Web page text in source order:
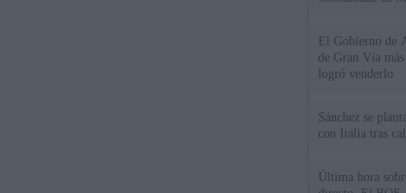
El Gobierno de
de Gran Vía
logró venderlo
Sánchez se
con Italia tras
Última hora